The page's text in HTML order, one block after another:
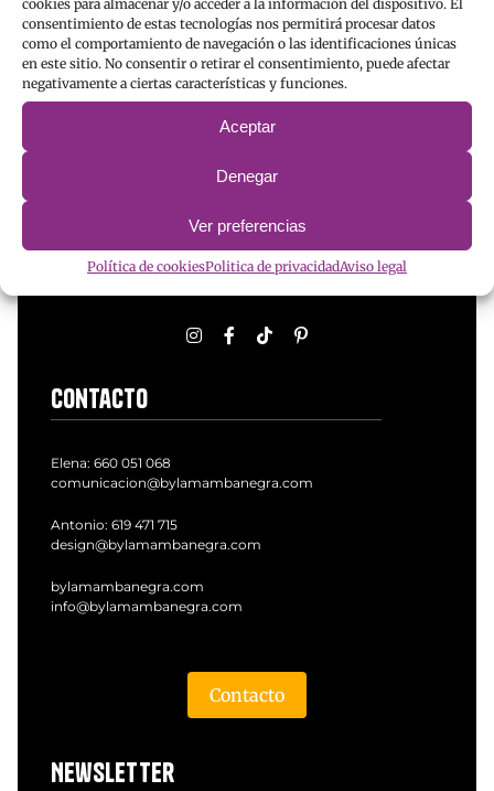
cookies para almacenar y/o acceder a la información del dispositivo. El
consentimiento de estas tecnologías nos permitirá procesar datos
como el comportamiento de navegación o las identificaciones únicas
en este sitio. No consentir o retirar el consentimiento, puede afectar
negativamente a ciertas características y funciones.
Aceptar
Denegar
Ver preferencias
Política de cookiesPolitica de privacidadAviso legal
Redes
Contacto
Elena: 660 051 068
comunicacion@bylamambanegra.com
Antonio: 619 471 715
design@bylamambanegra.com
bylamambanegra.com
info@bylamambanegra.com
Contacto
Newsletter